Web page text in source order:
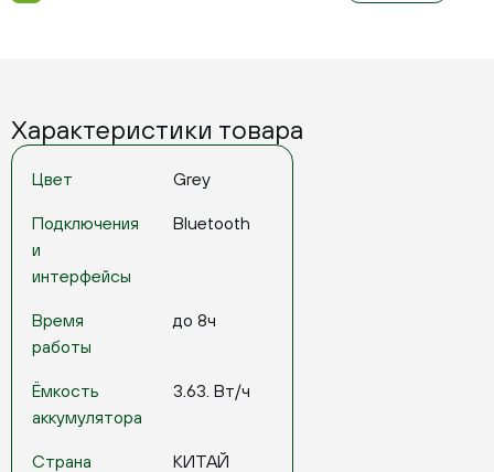
Характеристики товара
Цвет Grey
Подключения
и
интерфейсы
Bluetooth
Время
работы
до 8ч
Ёмкость
аккумулятора
3.63. Вт/ч
Страна КИТАЙ